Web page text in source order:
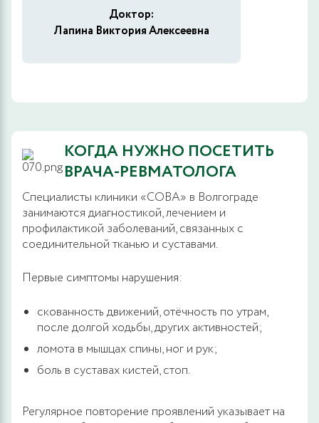
Доктор:
Лапина Виктория Алексеевна
КОГДА НУЖНО ПОСЕТИТЬ
ВРАЧА-РЕВМАТОЛОГА
Специалисты клиники «СОВА» в Волгограде
занимаются диагностикой, лечением и
профилактикой заболеваний, связанных с
соединительной тканью и суставами.
Первые симптомы нарушения:
скованность движений, отёчность по утрам,
после долгой ходьбы, других активностей;
ломота в мышцах спины, ног и рук;
боль в суставах кистей, стоп.
Регулярное повторение проявлений указывает на